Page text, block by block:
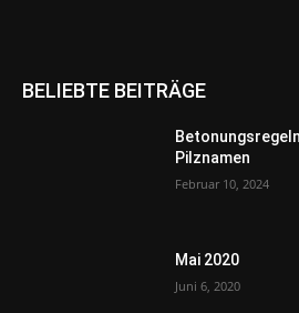
BELIEBTE BEITRÄGE
Pilznamen
Februar 10, 2024
Mai 2020
Juni 6, 2020